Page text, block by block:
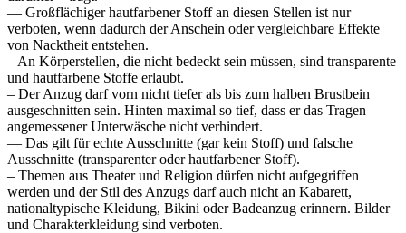
— Großflächiger hautfarbener Stoff an diesen Stellen ist nur
verboten, wenn dadurch der Anschein oder vergleichbare Effekte
von Nacktheit entstehen.
– An Körperstellen, die nicht bedeckt sein müssen, sind transparente
und hautfarbene Stoffe erlaubt.
– Der Anzug darf vorn nicht tiefer als bis zum halben Brustbein
ausgeschnitten sein. Hinten maximal so tief, dass er das Tragen
angemessener Unterwäsche nicht verhindert.
— Das gilt für echte Ausschnitte (gar kein Stoff) und falsche
Ausschnitte (transparenter oder hautfarbener Stoff).
– Themen aus Theater und Religion dürfen nicht aufgegriffen
werden und der Stil des Anzugs darf auch nicht an Kabarett,
nationaltypische Kleidung, Bikini oder Badeanzug erinnern. Bilder
und Charakterkleidung sind verboten.